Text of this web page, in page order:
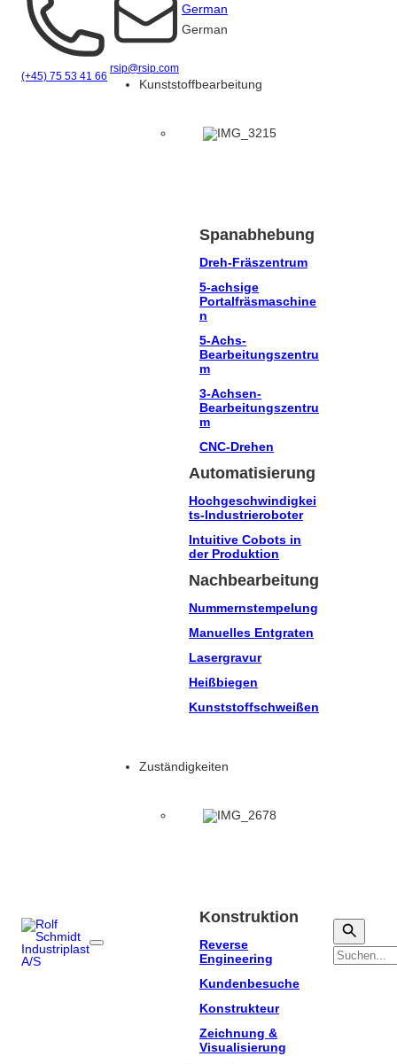
(+45) 75 53 41 66
rsip@rsip.com
German
German
Kunststoffbearbeitung
Spanabhebung
Dreh-Fräszentrum
5-achsige
Portalfräsmaschine
n
5-Achs-
Bearbeitungszentru
m
3-Achsen-
Bearbeitungszentru
m
CNC-Drehen
Automatisierung
Hochgeschwindigkei
ts-Industrieroboter
Intuitive Cobots in
der Produktion
Nachbearbeitung
Nummernstempelung
Manuelles Entgraten
Lasergravur
Heißbiegen
Kunststoffschweißen
Zuständigkeiten
Konstruktion
Reverse
Engineering
Kundenbesuche
Konstrukteur
Zeichnung &
Visualisierung
Suchen